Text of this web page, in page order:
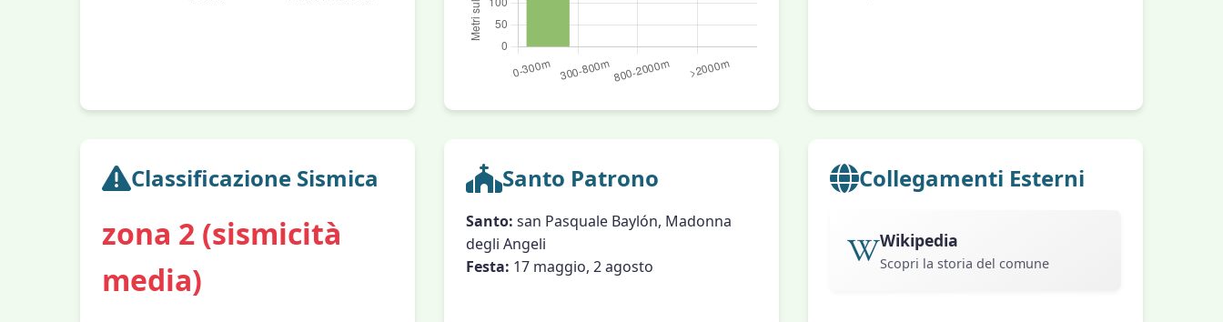
Classificazione Sismica
zona 2 (sismicità
media)
Santo Patrono
Santo: san Pasquale Baylón, Madonna
degli Angeli
Festa: 17 maggio, 2 agosto
Collegamenti Esterni
Wikipedia
Scopri la storia del comune